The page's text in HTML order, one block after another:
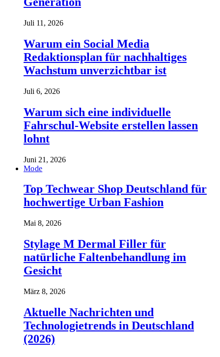
Juli 11, 2026
Warum ein Social Media
Redaktionsplan für nachhaltiges
Wachstum unverzichtbar ist
Juli 6, 2026
Warum sich eine individuelle
Fahrschul-Website erstellen lassen
lohnt
Juni 21, 2026
Mode
Top Techwear Shop Deutschland für
hochwertige Urban Fashion
Mai 8, 2026
Stylage M Dermal Filler für
natürliche Faltenbehandlung im
Gesicht
März 8, 2026
Aktuelle Nachrichten und
Technologietrends in Deutschland
(2026)